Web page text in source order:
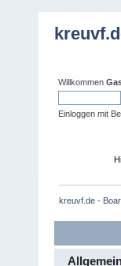
Willkommen
Einloggen mit
kreuvf.de -